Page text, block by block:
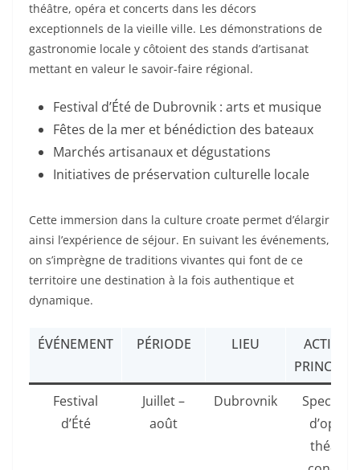
théâtre, opéra et concerts dans les décors
exceptionnels de la vieille ville. Les démonstrations de
gastronomie locale y côtoient des stands d’artisanat
mettant en valeur le savoir-faire régional.
Festival d’Été de Dubrovnik : arts et musique
Fêtes de la mer et bénédiction des bateaux
Marchés artisanaux et dégustations
Initiatives de préservation culturelle locale
Cette immersion dans la culture croate permet d’élargir
ainsi l’expérience de séjour. En suivant les événements,
on s’imprègne de traditions vivantes qui font de ce
territoire une destination à la fois authentique et
dynamique.
ÉVÉNEMENT PÉRIODE LIEU
Festival
d’Été
Juillet –
août
Dubrovnik
d’opéra,
théâtre,